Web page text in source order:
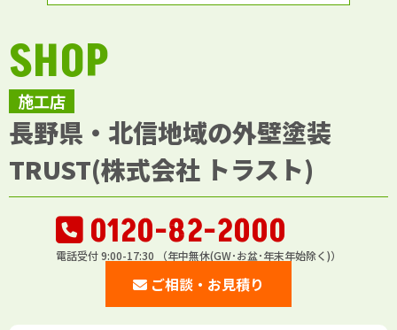
施工店
SHOP
長野県・北信地域の外壁塗装
TRUST(株式会社 トラスト)
0120-82-2000
電話受付 9:00-17:30 （年中無休(GW･お盆･年末年始除く)）
ご相談・お見積り